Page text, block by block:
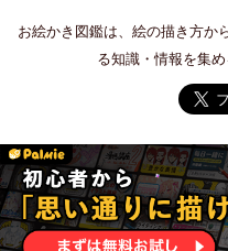
お絵かき図鑑は、絵の描き方か
る知識・情報を集め